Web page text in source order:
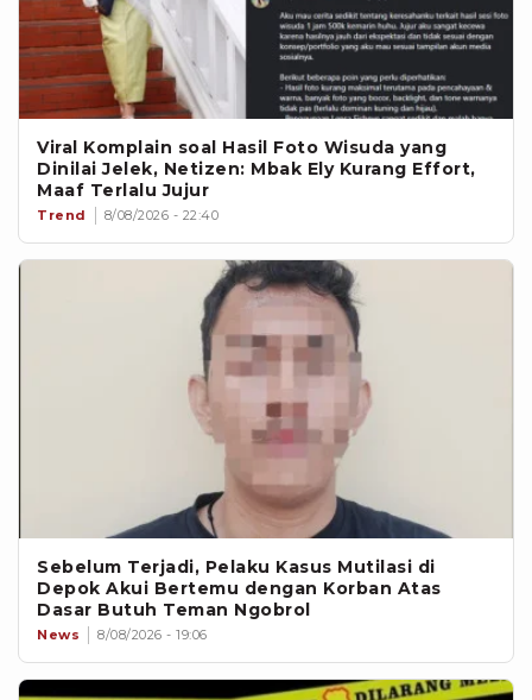
Viral Komplain soal Hasil Foto Wisuda yang
Dinilai Jelek, Netizen: Mbak Ely Kurang Effort,
Maaf Terlalu Jujur
Trend 8/08/2026 - 22:40
Sebelum Terjadi, Pelaku Kasus Mutilasi di
Depok Akui Bertemu dengan Korban Atas
Dasar Butuh Teman Ngobrol
News 8/08/2026 - 19:06